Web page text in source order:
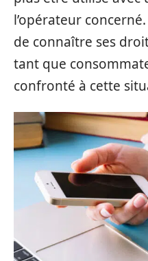
l’opérateur
de connaître ses
tant que
confronté à cette